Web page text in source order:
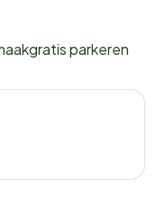
parkeren